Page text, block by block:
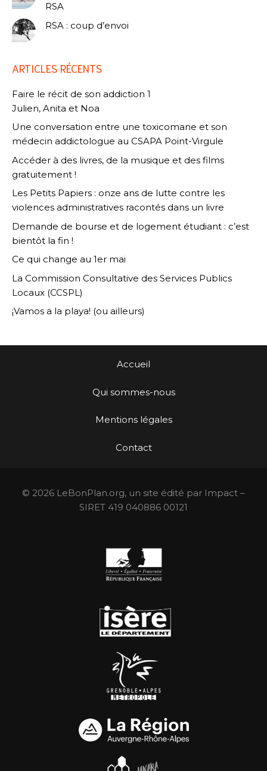
RSA
RSA : coup d’envoi
ARTICLES RÉCENTS
Faire le récit de son addiction 1
Julien, Anita et Noa
Une conversation entre une toxicomane et son
médecin addictologue au CSAPA Point-Virgule
Accéder à des livres, de la musique et des films
gratuitement !
Les Petits Papiers : onze ans de lutte contre les
violences administratives racontés dans un livre
Demande de bourse et de logement étudiant : c’est
bientôt la fin !
Ce qui change au 1er mai
La Commission Consultative des Services Publics
Locaux (CCSPL)
¡Vamos a la playa! (ou ailleurs)
Accueil
Qui sommes-nous
Mentions légales
Contact
© 2026 LeBonPlan.org, un site édité par Impact –
SIRET 419 040886 00121